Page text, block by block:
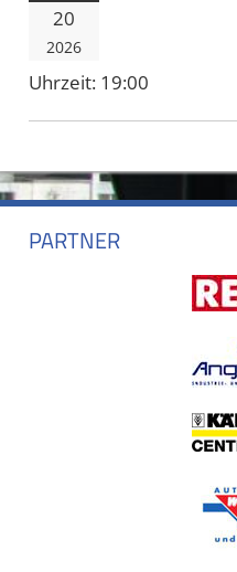
20
2026
Uhrzeit: 19:00
PARTNER